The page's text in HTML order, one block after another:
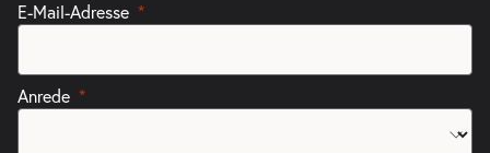
E-Mail-Adresse
Anrede